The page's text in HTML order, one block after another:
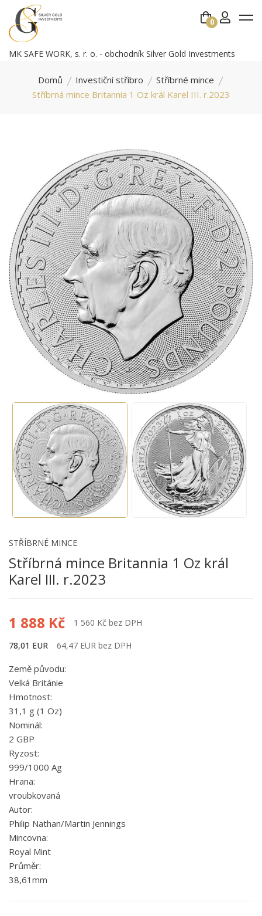
0
MK SAFE WORK, s. r. o. - obchodník Silver Gold Investments
Domů Investiční stříbro
Stříbrné mince
Stříbrná mince Britannia 1 Oz král Karel III. r.2023
STŘÍBRNÉ MINCE
Stříbrná mince Britannia 1 Oz král
Karel III. r.2023
1 888 Kč 1 560 Kč bez DPH
78,01 EUR 64,47 EUR bez DPH
Země původu:
Velká Británie
Hmotnost:
31,1 g (1 Oz)
Nominál:
2 GBP
Ryzost:
999/1000 Ag
Hrana:
vroubkovaná
Autor:
Philip Nathan/Martin Jennings
Mincovna:
Royal Mint
Průměr:
38,61mm